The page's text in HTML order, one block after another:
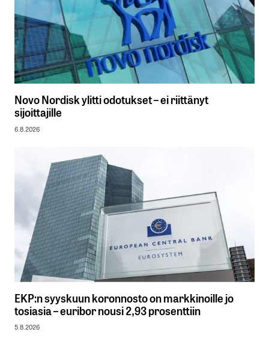
Novo Nordisk ylitti odotukset – ei riittänyt
sijoittajille
6.8.2026
EKP:n syyskuun koronnosto on markkinoille jo
tosiasia – euribor nousi 2,93 prosenttiin
5.8.2026